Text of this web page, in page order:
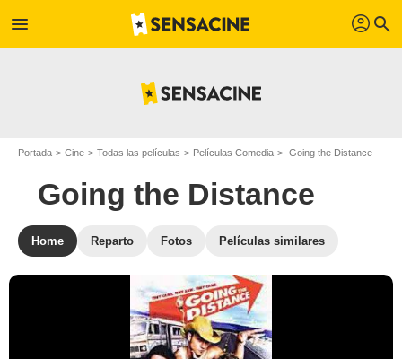
menu profil search
Portada Cine Todas las películas Películas Comedia Going the Distance
Going the Distance
Home Reparto Fotos Películas similares